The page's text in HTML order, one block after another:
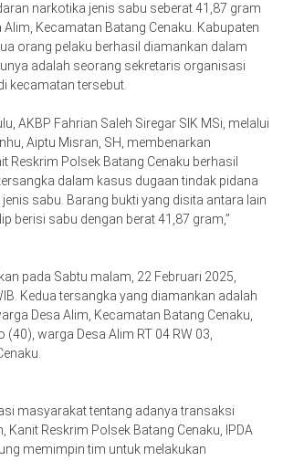
narkotika jenis sabu seberat 41,87 gram
Alim, Kecamatan Batang Cenaku. Kabupaten
orang pelaku berhasil diamankan dalam
adalah seorang sekretaris organisasi
kecamatan tersebut.
AKBP Fahrian Saleh Siregar SIK MSi, melalui
Aiptu Misran, SH, membenarkan
Reskrim Polsek Batang Cenaku berhasil
dalam kasus dugaan tindak pidana
sabu. Barang bukti yang disita antara lain
berisi sabu dengan berat 41,87 gram,”
pada Sabtu malam, 22 Februari 2025,
Kedua tersangka yang diamankan adalah
Desa Alim, Kecamatan Batang Cenaku,
warga Desa Alim RT 04 RW 03,
masyarakat tentang adanya transaksi
Kanit Reskrim Polsek Batang Cenaku, IPDA
memimpin tim untuk melakukan